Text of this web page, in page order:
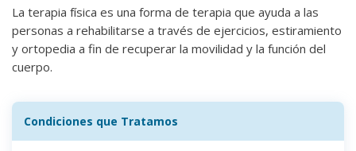
La terapia física es una forma de terapia que ayuda a las
personas a rehabilitarse a través de ejercicios, estiramiento
y ortopedia a fin de recuperar la movilidad y la función del
cuerpo.
Condiciones que Tratamos